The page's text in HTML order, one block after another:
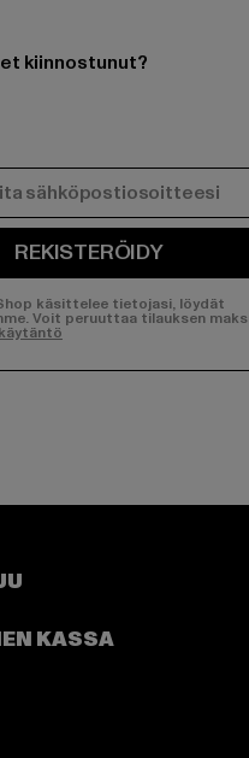
kiinnostunut?
REKISTERÖIDY
käsittelee tietojasi, löydät
Voit peruuttaa tilauksen
page:page:
our YouTube channel:
KASSA